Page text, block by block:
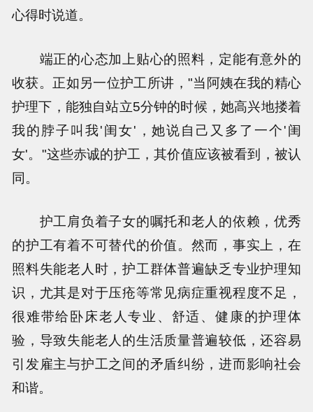
心得时说道。
端正的心态加上贴心的照料，定能有意外的
收获。正如另一位护工所讲，"当阿姨在我的精心
护理下，能独自站立5分钟的时候，她高兴地搂着
我的脖子叫我'闺女'，她说自己又多了一个'闺
女'。"这些赤诚的护工，其价值应该被看到，被认
同。
护工肩负着子女的嘱托和老人的依赖，优秀
的护工有着不可替代的价值。然而，事实上，在
照料失能老人时，护工群体普遍缺乏专业护理知
识，尤其是对于压疮等常见病症重视程度不足，
很难带给卧床老人专业、舒适、健康的护理体
验，导致失能老人的生活质量普遍较低，还容易
引发雇主与护工之间的矛盾纠纷，进而影响社会
和谐。